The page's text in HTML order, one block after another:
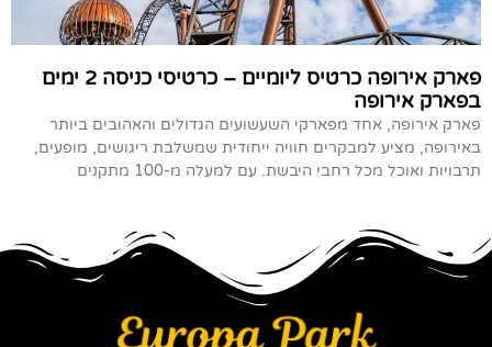
פארק אירופה כרטיס ליומיים – כרטיסי כניסה 2 ימים
בפארק אירופה
פארק אירופה, אחד מפארקי השעשועים הגדולים והאהובים ביותר
באירופה, מציע למבקרים חוויה ייחודית שמשלבת ריגושים, מופעים,
תרבויות ואוכל מכל רחבי היבשת. עם למעלה מ-100 מתקנים